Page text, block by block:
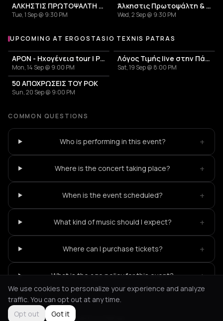
ΑΛΚΗΣΤΙΣ ΠΡΩΤΟΨΑΛΤΗ - ΝΙΚΟΣ ΠΟΡΤΟΚΑΛΟΓΛΟΥ
Tue, 1 Sep @ 9:30 PM
Άλκηστις Πρωτοψάλτη & Νίκος Πορτοκάλογλου
Wed, 2 Sep @ 9:30 PM
More events at Ergostasio Texnis Patras
UPCOMING AT ERGOSTASIO TEXNIS PATRAS
APON - Ηχογένεια tour | Patras
Mon, 14 Sep @ 9:00 PM
Λόγος Τιμής live στην Πάτρα
Sat, 19 Sep @ 8:00 PM
50 ΑΠΟΧΡΩΣΕΙΣ ΤΟΥ ΡΟΚ
Sun, 20 Sep @ 9:00 PM
COMMON QUESTIONS
Who is performing in this event? +
Where is the concert taking place? +
When is the event scheduled? +
What kind of music should I expect? +
Where can I purchase tickets? +
What is the age policy for this event? +
Not feeling it? All events in Patras
We use cookies to personalize your experience and analyze
traffic. You can opt out at any time.
Opt out
Got it